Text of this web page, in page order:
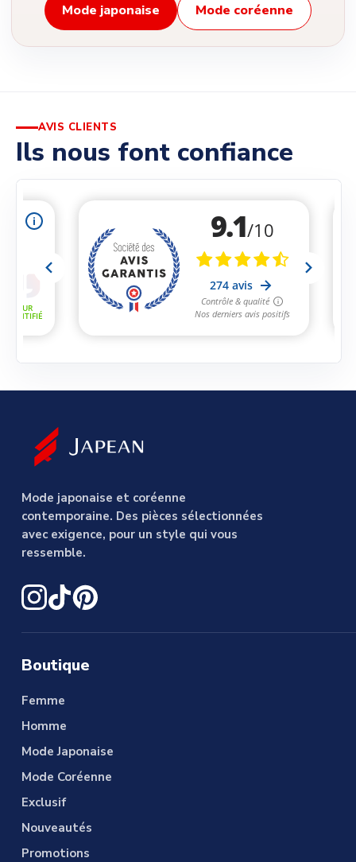
Mode japonaise Mode coréenne
AVIS CLIENTS
Ils nous font confiance
Mode japonaise et coréenne
contemporaine. Des pièces sélectionnées
avec exigence, pour un style qui vous
ressemble.
Boutique
Femme
Homme
Mode Japonaise
Mode Coréenne
Exclusif
Nouveautés
Promotions